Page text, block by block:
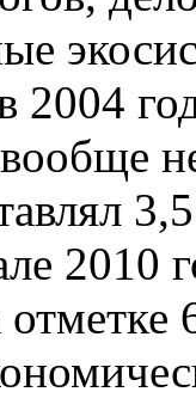
2004
2010